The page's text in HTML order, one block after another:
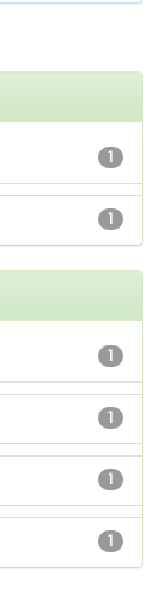
1
1
1
1
1
1